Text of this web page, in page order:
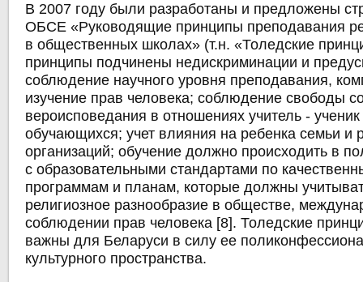
В 2007 году были разработаны и предложены
ОБСЕ «Руководящие принципы преподавания
в общественных школах» (т.н. «Толедские
принципы подчинены недискриминации и
соблюдение научного уровня преподавания,
изучение прав человека; соблюдение свободы
вероисповедания в отношениях учитель -
обучающихся; учет влияния на ребенка семьи и
организаций; обучение должно происходить в
с образовательными стандартами по
программам и планам, которые должны
религиозное разнообразие в обществе,
соблюдении прав человека [8]. Толедские
важны для Беларуси в силу ее
культурного пространства.